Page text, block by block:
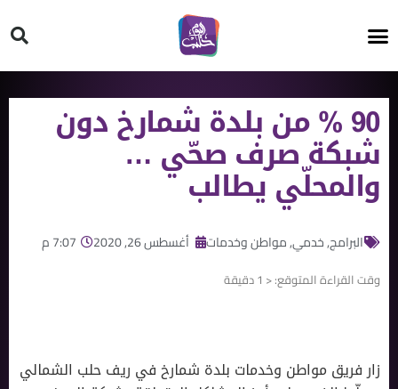
90 % من بلدة شمارخ دون
شبكة صرف صحّي …
والمحلّي يطالب
البرامج,خدمي,مواطن وخدمات أغسطس 26, 2020 7:07 م
وقت القراءة المتوقع:< 1 دقيقة
زار فريق مواطن وخدمات بلدة شمارخ في ريف حلب الشمالي